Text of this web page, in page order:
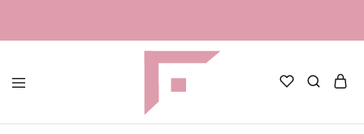
FAME
Profesionalna